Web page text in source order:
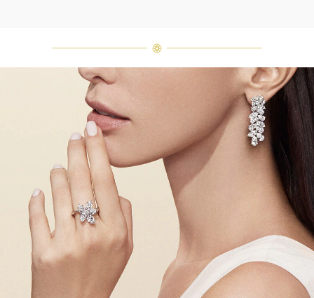
石皆與眾不同而採用獨特鑲嵌方式，
重量和寶石的等級亦不盡相同。如有
疑問，敬請諮詢客戶服務。